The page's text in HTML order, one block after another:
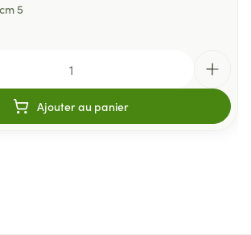
5
Ajouter au panier